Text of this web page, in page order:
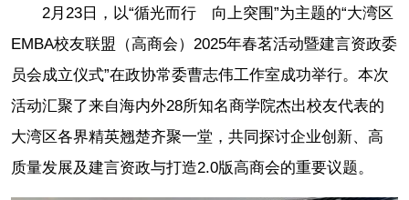
2月23日，以“循光而行 向上突围”为主题的“大湾区
EMBA校友联盟（高商会）2025年春茗活动暨建言资政委
员会成立仪式”在政协常委曹志伟工作室成功举行。本次
活动汇聚了来自海内外28所知名商学院杰出校友代表的
大湾区各界精英翘楚齐聚一堂，共同探讨企业创新、高
质量发展及建言资政与打造2.0版高商会的重要议题。